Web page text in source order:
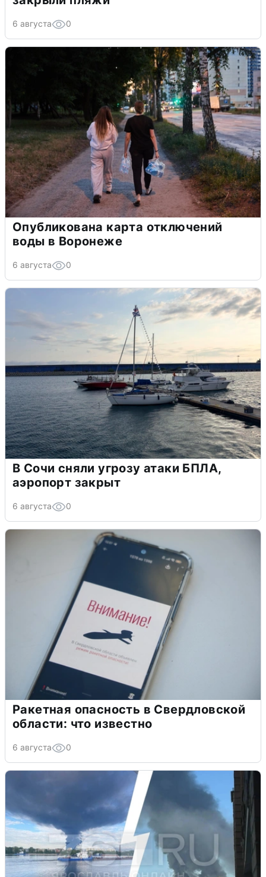
6 августа 0
Опубликована карта отключений
воды в Воронеже
6 августа 0
В Сочи сняли угрозу атаки БПЛА,
аэропорт закрыт
6 августа 0
Ракетная опасность в Свердловской
области: что известно
6 августа 0